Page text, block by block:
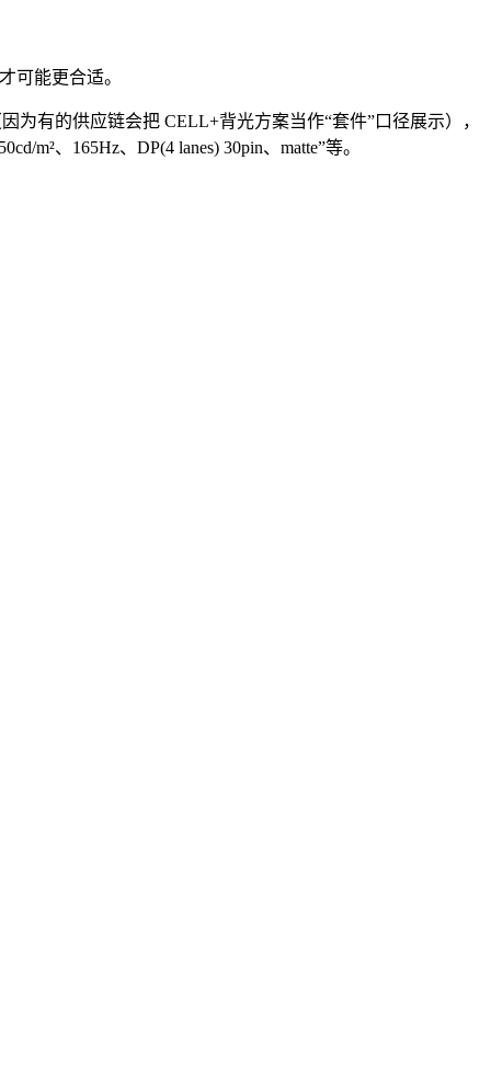
可能更合适。
有的供应链会把 CELL+背光方案当作“套件”口径展示），
、165Hz、DP(4 lanes) 30pin、matte”等。